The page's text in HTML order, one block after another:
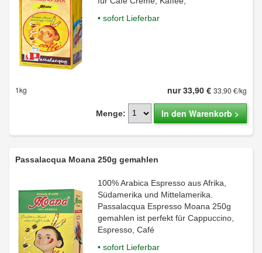
• sofort Lieferbar
1kg nur 33,90 € 33,90 €/kg
Menge: In den Warenkorb >
Passalacqua Moana 250g gemahlen
100% Arabica Espresso aus Afrika,
Südamerika und Mittelamerika.
Passalacqua Espresso Moana 250g
gemahlen ist perfekt für Cappuccino,
Espresso, Café
• sofort Lieferbar